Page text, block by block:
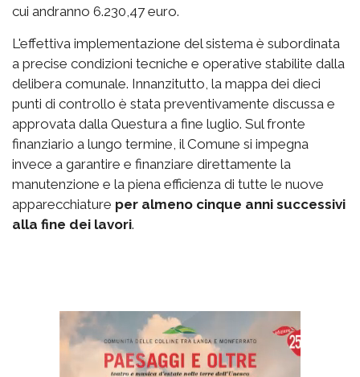
cui andranno 6.230,47 euro.
L'effettiva implementazione del sistema è subordinata
a precise condizioni tecniche e operative stabilite dalla
delibera comunale. Innanzitutto, la mappa dei dieci
punti di controllo è stata preventivamente discussa e
approvata dalla Questura a fine luglio. Sul fronte
finanziario a lungo termine, il Comune si impegna
invece a garantire e finanziare direttamente la
manutenzione e la piena efficienza di tutte le nuove
apparecchiature per almeno cinque anni successivi
alla fine dei lavori.